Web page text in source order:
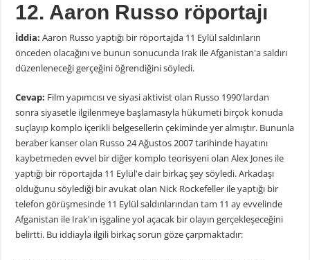
12. Aaron Russo röportajı
İddia: Aaron Russo yaptığı bir röportajda 11 Eylül saldırıların
önceden olacağını ve bunun sonucunda Irak ile Afganistan'a saldırı
düzenleneceği gerçeğini öğrendiğini söyledi.
Cevap: Film yapımcısı ve siyasi aktivist olan Russo 1990'lardan
sonra siyasetle ilgilenmeye başlamasıyla hükumeti birçok konuda
suçlayıp komplo içerikli belgesellerin çekiminde yer almıştır. Bununla
beraber kanser olan Russo 24 Ağustos 2007 tarihinde hayatını
kaybetmeden evvel bir diğer komplo teorisyeni olan Alex Jones ile
yaptığı bir röportajda 11 Eylül'e dair birkaç şey söyledi. Arkadaşı
olduğunu söylediği bir avukat olan Nick Rockefeller ile yaptığı bir
telefon görüşmesinde 11 Eylül saldırılarından tam 11 ay evvelinde
Afganistan ile Irak'ın işgaline yol açacak bir olayın gerçekleşeceğini
belirtti. Bu iddiayla ilgili birkaç sorun göze çarpmaktadır: